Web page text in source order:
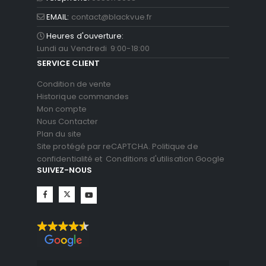
EMAIL: contact@blackvue.fr
Heures d'ouverture:
Lundi au Vendredi 9:00-18:00
SERVICE CLIENT
Condition de vente
Historique commandes
Mon compte
Nous Contacter
Plan du site
Site protégé par reCAPTCHA. Politique de
confidentialité et Conditions d'utilisation Google
SUIVEZ-NOUS